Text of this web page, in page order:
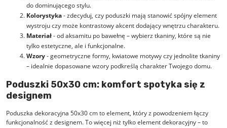
do dominującego stylu.
Kolorystyka- zdecyduj, czy poduszki mają stanowić spójny element
wystroju czy może kontrastowy akcent dodający wnętrzu charakteru.
Materiał- od aksamitu po bawełnę – wybierz tkaniny, które są nie
tylko estetyczne, ale i funkcjonalne.
Wzory- geometryczne formy, kwiatowe motywy czy jednolite tkaniny
– idealnie dopasowane wzory podkreślą charakter Twojego domu.
Poduszki 50x30 cm: komfort spotyka się z
designem
Poduszka dekoracyjna 50x30 cm to element, który z powodzeniem łączy
funkcjonalność z designem. To więcej niż tylko element dekoracyjny – to